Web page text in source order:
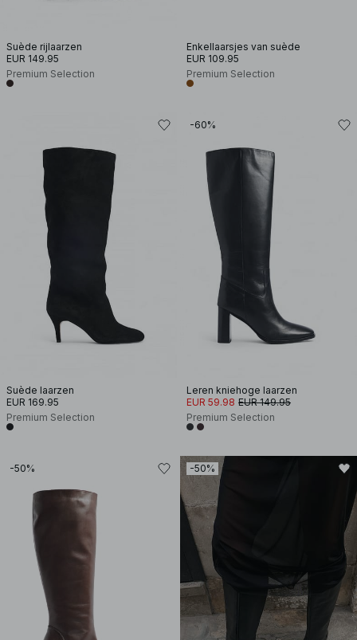
Suède rijlaarzen
EUR 149.95
Premium Selection
Enkellaarsjes van suède
EUR 109.95
Premium Selection
Suède laarzen
EUR 169.95
Premium Selection
-60%
Leren kniehoge laarzen
EUR 59.98 EUR 149.95
Premium Selection
-50% -50%